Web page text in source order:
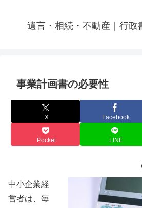
遺言・相続・不動産｜行政
事業計画書の必要性
X Facebook
Pocket LINE
中小企業経
営者は、毎